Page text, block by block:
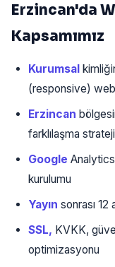
Erzincan'da
Kapsamımız
Kurumsal
(responsive) web
Erzincan
farklılaşma
Google
kurulumu
Yayın sonrası
SSL, KVKK,
optimizasyonu